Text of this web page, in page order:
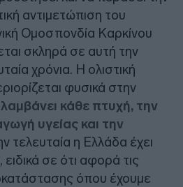
αντιμετώπιση του
Ομοσπονδία Καρκίνου
σκληρά σε αυτή την
χρόνια. Η ολιστική
φυσικά στην
κάθε πτυχή, την
υγείας και την
τελευταία η Ελλάδα έχει
σε ότι αφορά τις
όπου έχουμε